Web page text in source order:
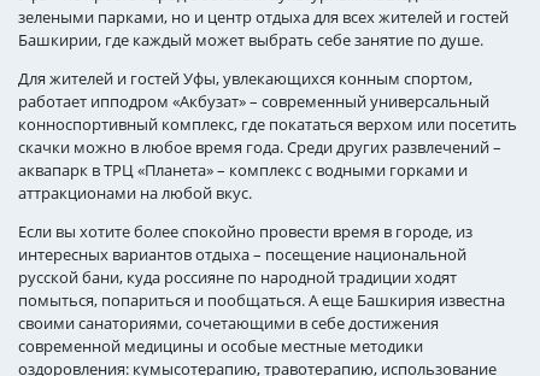
зелеными парками, но и центр отдыха для всех жителей и гостей
Башкирии, где каждый может выбрать себе занятие по душе.
Для жителей и гостей Уфы, увлекающихся конным спортом,
работает ипподром «Акбузат» – современный универсальный
конноспортивный комплекс, где покататься верхом или посетить
скачки можно в любое время года. Среди других развлечений –
аквапарк в ТРЦ «Планета» – комплекс с водными горками и
аттракционами на любой вкус.
Если вы хотите более спокойно провести время в городе, из
интересных вариантов отдыха – посещение национальной
русской бани, куда россияне по народной традиции ходят
помыться, попариться и пообщаться. А еще Башкирия известна
своими санаториями, сочетающими в себе достижения
современной медицины и особые местные методики
оздоровления: кумысотерапию, травотерапию, использование